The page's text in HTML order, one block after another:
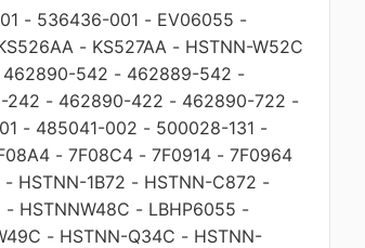
- 536436-001 - EV06055 -
- KS527AA - HSTNN-W52C
462890-542 - 462889-542 -
242 - 462890-422 - 462890-722 -
- 485041-002 - 500028-131 -
- 7F08C4 - 7F0914 - 7F0964
- HSTNN-1B72 - HSTNN-C872 -
- HSTNNW48C - LBHP6055 -
- HSTNN-Q34C - HSTNN-